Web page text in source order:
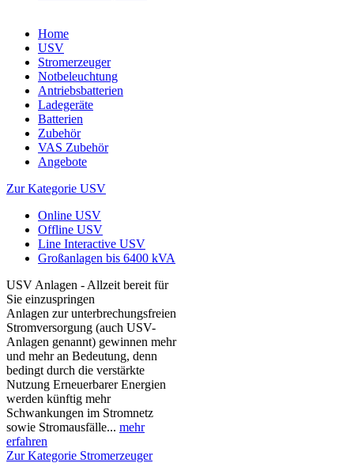
Home
USV
Stromerzeuger
Notbeleuchtung
Antriebsbatterien
Ladegeräte
Batterien
Zubehör
VAS Zubehör
Angebote
Zur Kategorie USV
Online USV
Offline USV
Line Interactive USV
Großanlagen bis 6400 kVA
USV Anlagen - Allzeit bereit für
Sie einzuspringen
Anlagen zur unterbrechungsfreien
Stromversorgung (auch USV-
Anlagen genannt) gewinnen mehr
und mehr an Bedeutung, denn
bedingt durch die verstärkte
Nutzung Erneuerbarer Energien
werden künftig mehr
Schwankungen im Stromnetz
sowie Stromausfälle... mehr
erfahren
Zur Kategorie Stromerzeuger